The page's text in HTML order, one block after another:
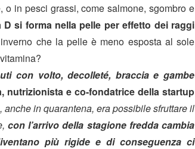
in pesci grassi, come salmone, sgombro e
si forma nella pelle per effetto dei raggi
che la pelle è meno esposta al sole
con volto, decolleté, braccia e gambe
nutrizionista e co-fondatrice della startup
in quarantena, era possibile sfruttare il
con l’arrivo della stagione fredda cambia
più rigide e di conseguenza ci